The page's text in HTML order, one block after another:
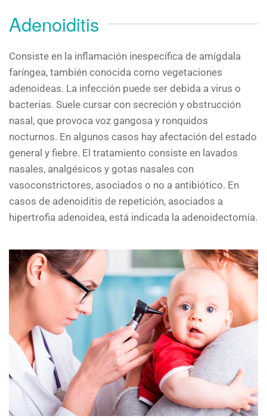
Adenoiditis
Consiste en la inflamación inespecífica de amígdala
faríngea, también conocida como vegetaciones
adenoideas. La infección puede ser debida a virus o
bacterias. Suele cursar con secreción y obstrucción
nasal, que provoca voz gangosa y ronquidos
nocturnos. En algunos casos hay afectación del estado
general y fiebre. El tratamiento consiste en lavados
nasales, analgésicos y gotas nasales con
vasoconstrictores, asociados o no a antibiótico. En
casos de adenoiditis de repetición, asociados a
hipertrofia adenoidea, está indicada la adenoidectomía.